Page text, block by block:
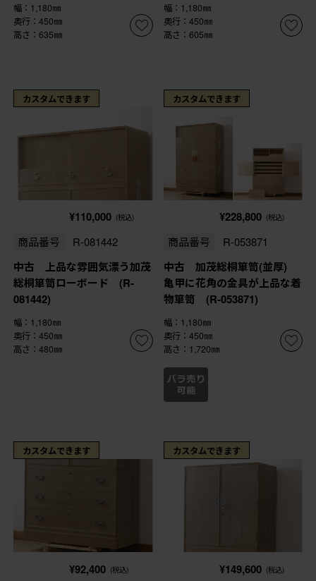
幅：1,180㎜
奥行：450㎜
高さ：635㎜
幅：1,180㎜
奥行：450㎜
高さ：605㎜
カスタムできます
¥110,000 (税込)
商品番号 R-081442
中古 上品な雰囲気漂う加茂
総桐箪笥ローボード (R-
081442)
幅：1,180㎜
奥行：450㎜
高さ：480㎜
カスタムできます
¥228,800 (税込)
商品番号 R-053871
中古 加茂総桐箪笥(並厚)
亀甲に花角の金具が上品な着
物箪笥 (R-053871)
幅：1,180㎜
奥行：450㎜
高さ：1,720㎜
カスタムできます
¥92,400 (税込)
カスタムできます
¥149,600 (税込)